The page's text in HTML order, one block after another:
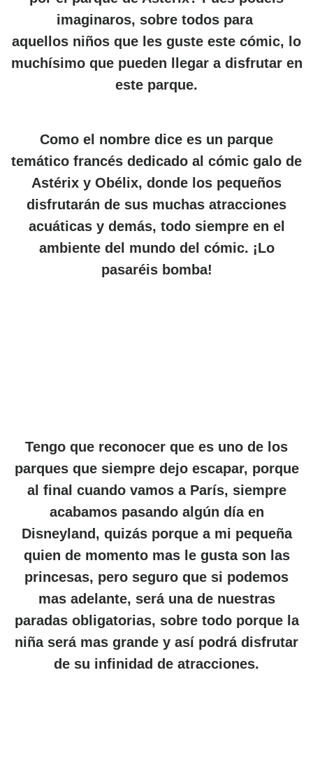
imaginaros, sobre todos para
aquellos niños que les guste este cómic, lo
muchísimo que pueden llegar a disfrutar en
este parque.
Como el nombre dice es un parque
temático francés dedicado al cómic galo de
Astérix y Obélix, donde los pequeños
disfrutarán de sus muchas atracciones
acuáticas y demás, todo siempre en el
ambiente del mundo del cómic. ¡Lo
pasaréis bomba!
Tengo que reconocer que es uno de los
parques que siempre dejo escapar, porque
al final cuando vamos a París, siempre
acabamos pasando algún día en
Disneyland, quizás porque a mi pequeña
quien de momento mas le gusta son las
princesas, pero seguro que si podemos
mas adelante, será una de nuestras
paradas obligatorias, sobre todo porque la
niña será mas grande y así podrá disfrutar
de su infinidad de atracciones.